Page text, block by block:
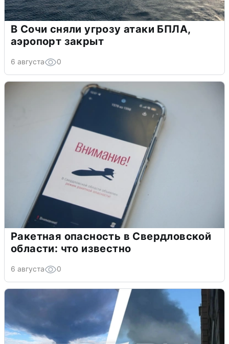
В Сочи сняли угрозу атаки БПЛА,
аэропорт закрыт
6 августа 0
Ракетная опасность в Свердловской
области: что известно
6 августа 0